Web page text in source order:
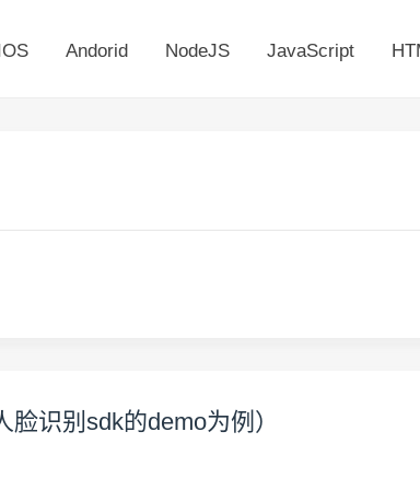
Andorid NodeJS JavaScript
识别sdk的demo为例）